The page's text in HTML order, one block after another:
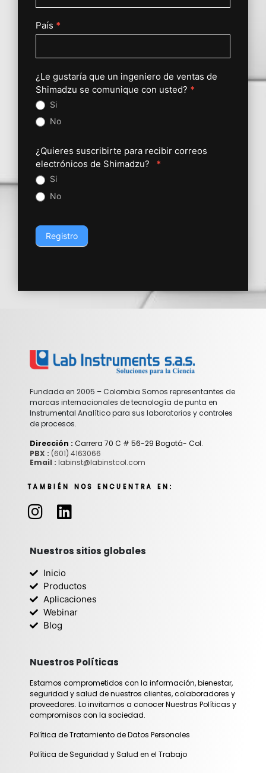
País *
¿Le gustaría que un ingeniero de ventas de
Shimadzu se comunique con usted? *
Si
No
¿Quieres suscribirte para recibir correos
electrónicos de Shimadzu? *
Si
No
Registro
Fundada en 2005 – Colombia Somos representantes de
marcas internacionales de tecnología de punta en
Instrumental Analítico para sus laboratorios y controles
de procesos.
Dirección : Carrera 70 C # 56-29 Bogotá- Col.
PBX : (601) 4163066
Email : labinst@labinstcol.com
TAMBIÉN NOS ENCUENTRA EN:
I
n
t
a
g
r
a
m
L
i
k
e
d
i
n
Nuestros sitios globales
Inicio
Productos
Aplicaciones
Webinar
Blog
Nuestros Políticas
Estamos comprometidos con la información, bienestar,
seguridad y salud de nuestros clientes, colaboradores y
proveedores. Lo invitamos a conocer Nuestras Políticas y
compromisos con la sociedad.
Política de Tratamiento de Datos Personales
Política de Seguridad y Salud en el Trabajo